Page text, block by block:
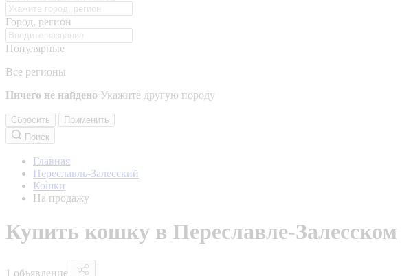
Город, регион
Популярные
Все регионы
Ничего не найдено Укажите другую породу
Сбросить
Применить
Поиск
Главная
Переславль-Залесский
Кошки
На продажу
Купить кошку в Переславле-Залесском
1 объявление